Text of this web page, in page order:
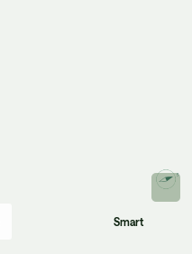
Smart